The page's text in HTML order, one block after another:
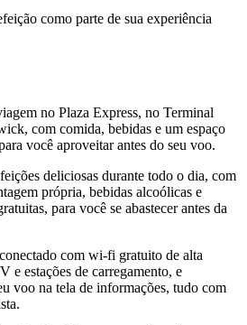
como parte de sua experiência
no Plaza Express, no Terminal
com comida, bebidas e um espaço
você aproveitar antes do seu voo.
deliciosas durante todo o dia, com
própria, bebidas alcoólicas e
para você se abastecer antes da
com wi-fi gratuito de alta
e estações de carregamento, e
voo na tela de informações, tudo com